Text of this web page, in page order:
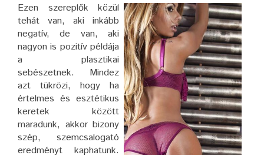
Ezen szereplők közül
tehát van, aki inkább
negatív, de van, aki
nagyon is pozitív példája
a plasztikai
sebészetnek. Mindez
azt tükrözi, hogy ha
értelmes és esztétikus
keretek között
maradunk, akkor bizony
szép, szemcsalogató
eredményt kaphatunk.